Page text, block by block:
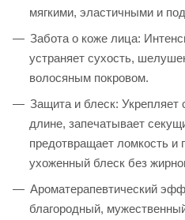
мягкими, эластичными и
Забота о коже лица:
устраняет сухость,
волосяным покровом.
Защита и блеск: Укрепляет
длине, запечатывает
предотвращает ломкость и
ухоженный блеск без
Ароматерапевтический
благородный,